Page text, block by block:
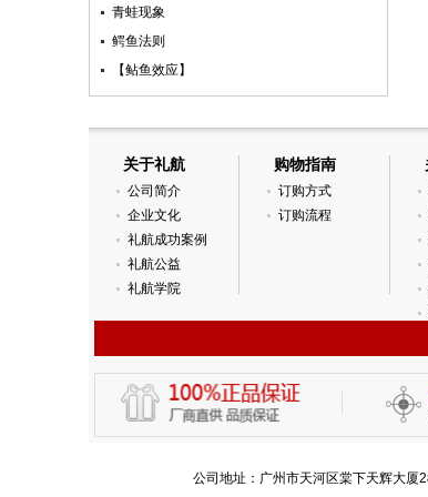
青蛙现象
鳄鱼法则
【鲇鱼效应】­
关于礼航
公司简介
企业文化
礼航成功案例
礼航公益
礼航学院
购物指南
订购方式
订购流程
公司地址：广州市天河区棠下天辉大